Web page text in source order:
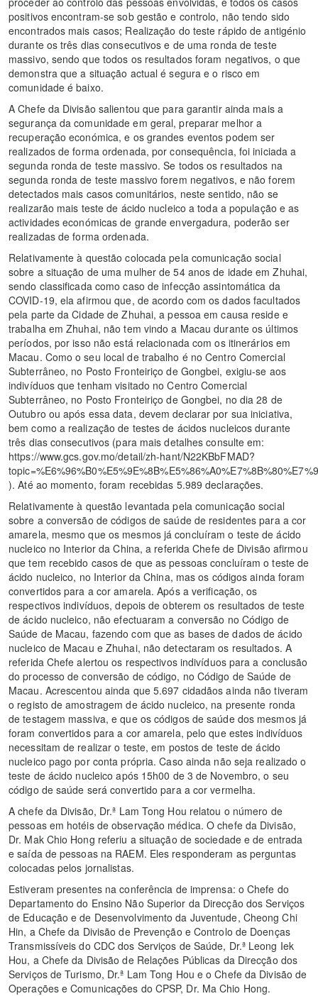
positivos encontram-se sob gestão e controlo, não tendo sido
encontrados mais casos; Realização do teste rápido de antigénio
durante os três dias consecutivos e de uma ronda de teste
massivo, sendo que todos os resultados foram negativos, o que
demonstra que a situação actual é segura e o risco em
comunidade é baixo.
A Chefe da Divisão salientou que para garantir ainda mais a
segurança da comunidade em geral, preparar melhor a
recuperação económica, e os grandes eventos podem ser
realizados de forma ordenada, por consequência, foi iniciada a
segunda ronda de teste massivo. Se todos os resultados na
segunda ronda de teste massivo forem negativos, e não forem
detectados mais casos comunitários, neste sentido, não se
realizarão mais teste de ácido nucleico a toda a população e as
actividades económicas de grande envergadura, poderão ser
realizadas de forma ordenada.
Relativamente à questão colocada pela comunicação social
sobre a situação de uma mulher de 54 anos de idade em Zhuhai,
sendo classificada como caso de infecção assintomática da
COVID-19, ela afirmou que, de acordo com os dados facultados
pela parte da Cidade de Zhuhai, a pessoa em causa reside e
trabalha em Zhuhai, não tem vindo a Macau durante os últimos
períodos, por isso não está relacionada com os itinerários em
Macau. Como o seu local de trabalho é no Centro Comercial
Subterrâneo, no Posto Fronteiriço de Gongbei, exigiu-se aos
indivíduos que tenham visitado no Centro Comercial
Subterrâneo, no Posto Fronteiriço de Gongbei, no dia 28 de
Outubro ou após essa data, devem declarar por sua iniciativa,
bem como a realização de testes de ácidos nucleicos durante
três dias consecutivos (para mais detalhes consulte em:
https://www.gcs.gov.mo/detail/zh-hant/N22KBbFMAD?
). Até ao momento, foram recebidas 5.989 declarações.
Relativamente à questão levantada pela comunicação social
sobre a conversão de códigos de saúde de residentes para a cor
amarela, mesmo que os mesmos já concluíram o teste de ácido
nucleico no Interior da China, a referida Chefe de Divisão afirmou
que tem recebido casos de que as pessoas concluíram o teste de
ácido nucleico, no Interior da China, mas os códigos ainda foram
convertidos para a cor amarela. Após a verificação, os
respectivos indivíduos, depois de obterem os resultados de teste
de ácido nucleico, não efectuaram a conversão no Código de
Saúde de Macau, fazendo com que as bases de dados de ácido
nucleico de Macau e Zhuhai, não detectaram os resultados. A
referida Chefe alertou os respectivos indivíduos para a conclusão
do processo de conversão de código, no Código de Saúde de
Macau. Acrescentou ainda que 5.697 cidadãos ainda não tiveram
o registo de amostragem de ácido nucleico, na presente ronda
de testagem massiva, e que os códigos de saúde dos mesmos já
foram convertidos para a cor amarela, pelo que estes indivíduos
necessitam de realizar o teste, em postos de teste de ácido
nucleico pago por conta própria. Caso ainda não seja realizado o
teste de ácido nucleico após 15h00 de 3 de Novembro, o seu
código de saúde será convertido para a cor vermelha.
A chefe da Divisão, Dr.ª Lam Tong Hou relatou o número de
pessoas em hotéis de observação médica. O chefe da Divisão,
Dr. Mak Chio Hong referiu a situação de sociedade e de entrada
e saída de pessoas na RAEM. Eles responderam as perguntas
colocadas pelos jornalistas.
Estiveram presentes na conferência de imprensa: o Chefe do
Departamento do Ensino Não Superior da Direcção dos Serviços
de Educação e de Desenvolvimento da Juventude, Cheong Chi
Hin, a Chefe da Divisão de Prevenção e Controlo de Doenças
Transmissíveis do CDC dos Serviços de Saúde, Dr.ª Leong Iek
Hou, a Chefe da Divisão de Relações Públicas da Direcção dos
Serviços de Turismo, Dr.ª Lam Tong Hou e o Chefe da Divisão de
Operações e Comunicações do CPSP, Dr. Ma Chio Hong.